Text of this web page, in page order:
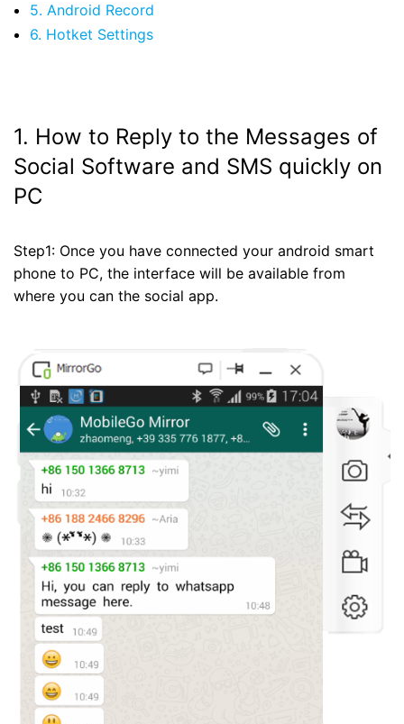
5. Android Record
6. Hotket Settings
1. How to Reply to the Messages of
Social Software and SMS quickly on
PC
Step1: Once you have connected your android smart
phone to PC, the interface will be available from
where you can the social app.